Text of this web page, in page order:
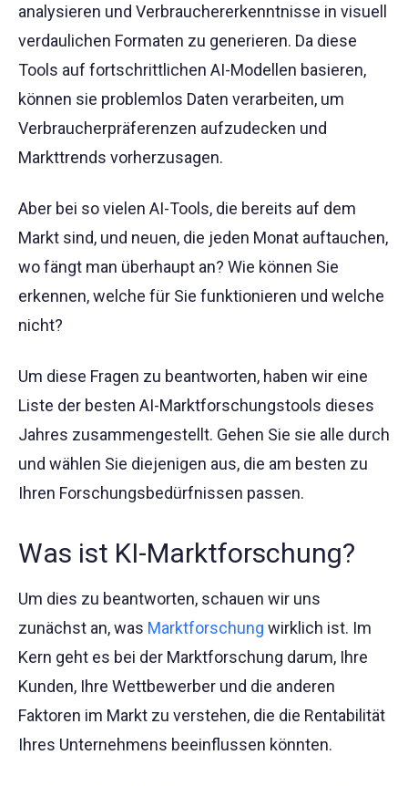
analysieren und Verbrauchererkenntnisse in visuell
verdaulichen Formaten zu generieren. Da diese
Tools auf fortschrittlichen AI-Modellen basieren,
können sie problemlos Daten verarbeiten, um
Verbraucherpräferenzen aufzudecken und
Markttrends vorherzusagen.
Aber bei so vielen AI-Tools, die bereits auf dem
Markt sind, und neuen, die jeden Monat auftauchen,
wo fängt man überhaupt an? Wie können Sie
erkennen, welche für Sie funktionieren und welche
nicht?
Um diese Fragen zu beantworten, haben wir eine
Liste der besten AI-Marktforschungstools dieses
Jahres zusammengestellt. Gehen Sie sie alle durch
und wählen Sie diejenigen aus, die am besten zu
Ihren Forschungsbedürfnissen passen.
Was ist KI-Marktforschung?
Um dies zu beantworten, schauen wir uns
zunächst an, was Marktforschung wirklich ist. Im
Kern geht es bei der Marktforschung darum, Ihre
Kunden, Ihre Wettbewerber und die anderen
Faktoren im Markt zu verstehen, die die Rentabilität
Ihres Unternehmens beeinflussen könnten.